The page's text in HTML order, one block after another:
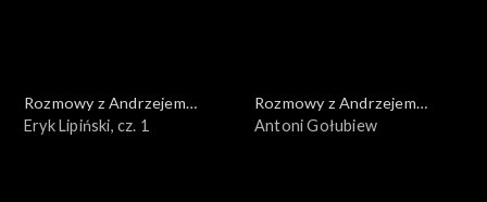
Rozmowy z Andrzejem
Doboszem
Eryk Lipiński, cz. 1
Rozmowy z Andrzejem
Doboszem
Antoni Gołubiew